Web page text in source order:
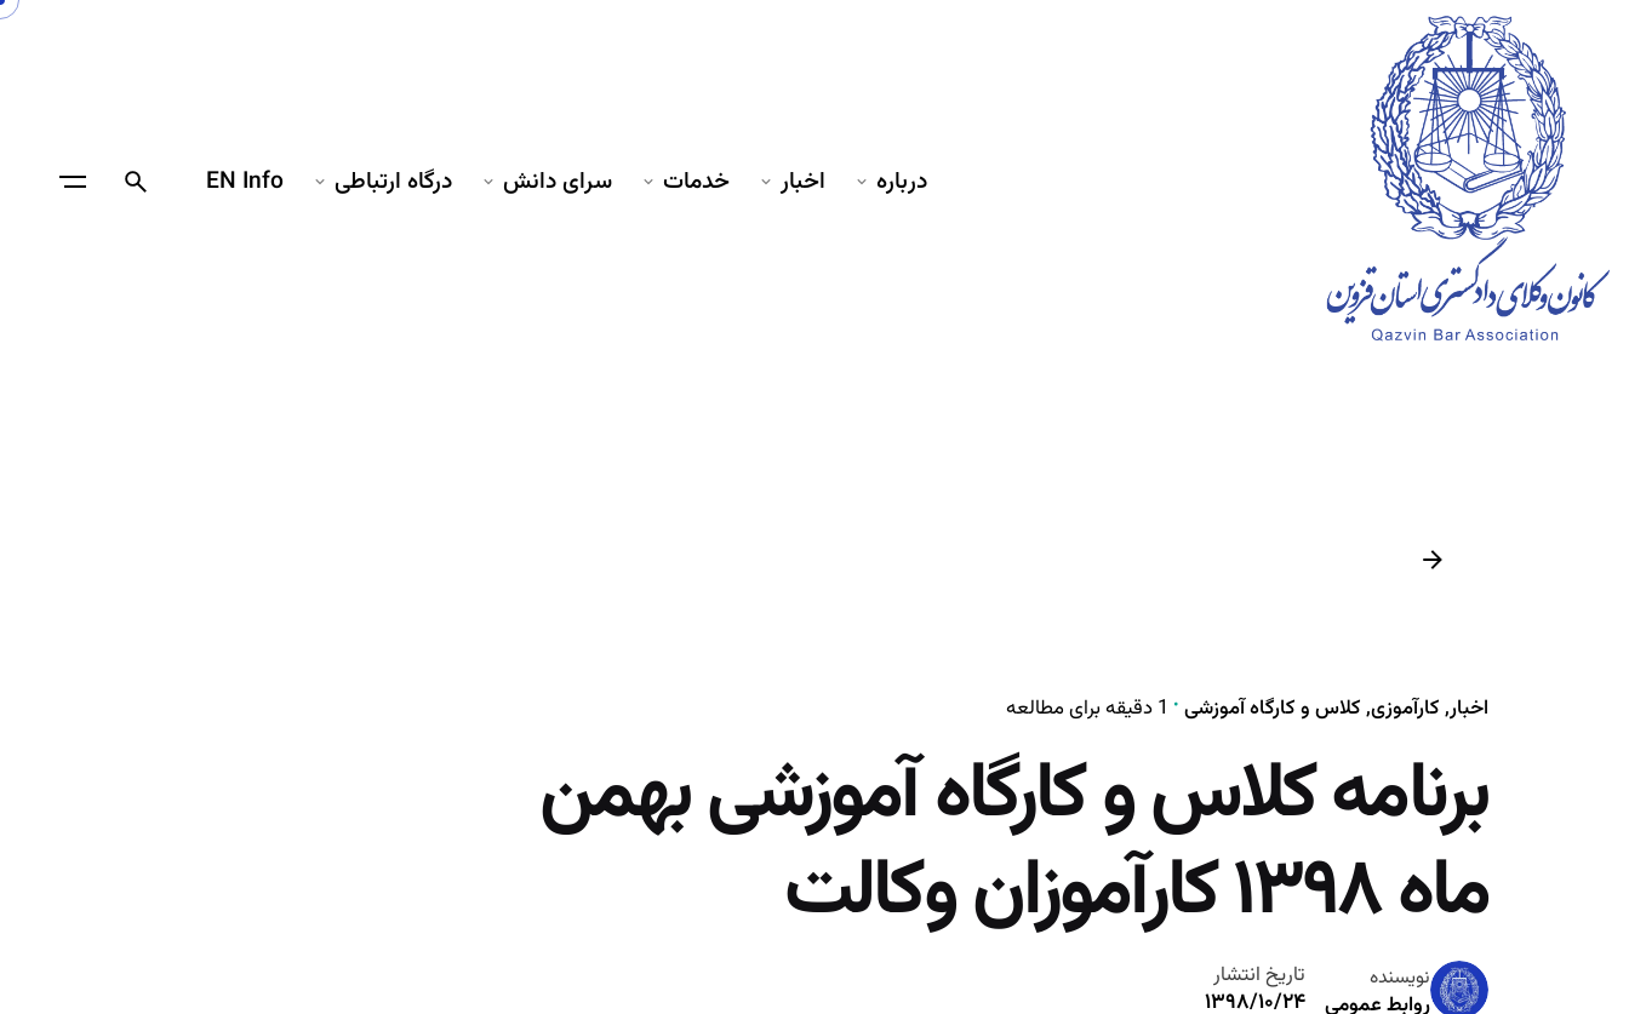
content
درباره اخبار خدمات سرای دانش درگاه ارتباطی EN Info
اخبار کارآموزی کلاس و کارگاه آموزشی 1 دقیقه برای مطالعه
برنامه کلاس و کارگاه آموزشی بهمن
ماه ۱۳۹۸ کارآموزان وکالت
نویسنده
روابط عمومی
تاریخ انتشار
۱۳۹۸/۱۰/۲۴